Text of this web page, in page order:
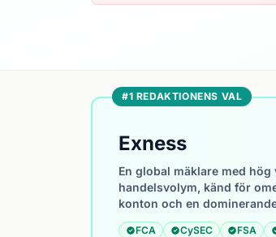
#1 REDAKTIONENS VAL
Exness
En global mäklare med
handelsvolym, känd för
konton och en
FCA CySEC FSA